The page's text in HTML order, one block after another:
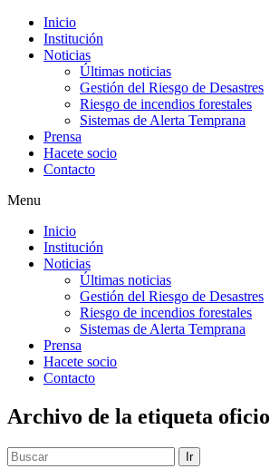
Inicio
Institución
Noticias
Últimas noticias
Gestión del Riesgo de Desastres
Riesgo de incendios forestales
Sistemas de Alerta Temprana
Prensa
Hacete socio
Contacto
Menu
Inicio
Institución
Noticias
Últimas noticias
Gestión del Riesgo de Desastres
Riesgo de incendios forestales
Sistemas de Alerta Temprana
Prensa
Hacete socio
Contacto
Archivo de la etiqueta oficio
Ir